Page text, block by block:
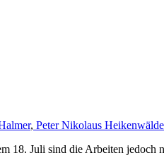
, Peter Nikolaus
18. Juli sind die Arbeiten jedoch